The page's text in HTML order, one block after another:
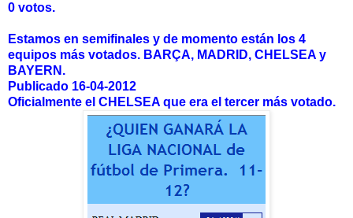
0 votos.
Estamos en semifinales y de momento están los 4
equipos más votados. BARÇA, MADRID, CHELSEA y
BAYERN.
Publicado 16-04-2012
Oficialmente el CHELSEA que era el tercer más votado.